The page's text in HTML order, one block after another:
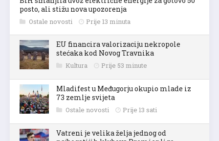
posto, ali stižu nova upozorenja
Ostale novosti Prije 13 minuta
EU financira valorizaciju nekropole
stećaka kod Novog Travnika
Kultura Prije 53 minute
Mladifest u Međugorju okupio mlade iz
73 zemlje svijeta
Ostale novosti Prije 13 sati
Vatreni je velika želja jednog od